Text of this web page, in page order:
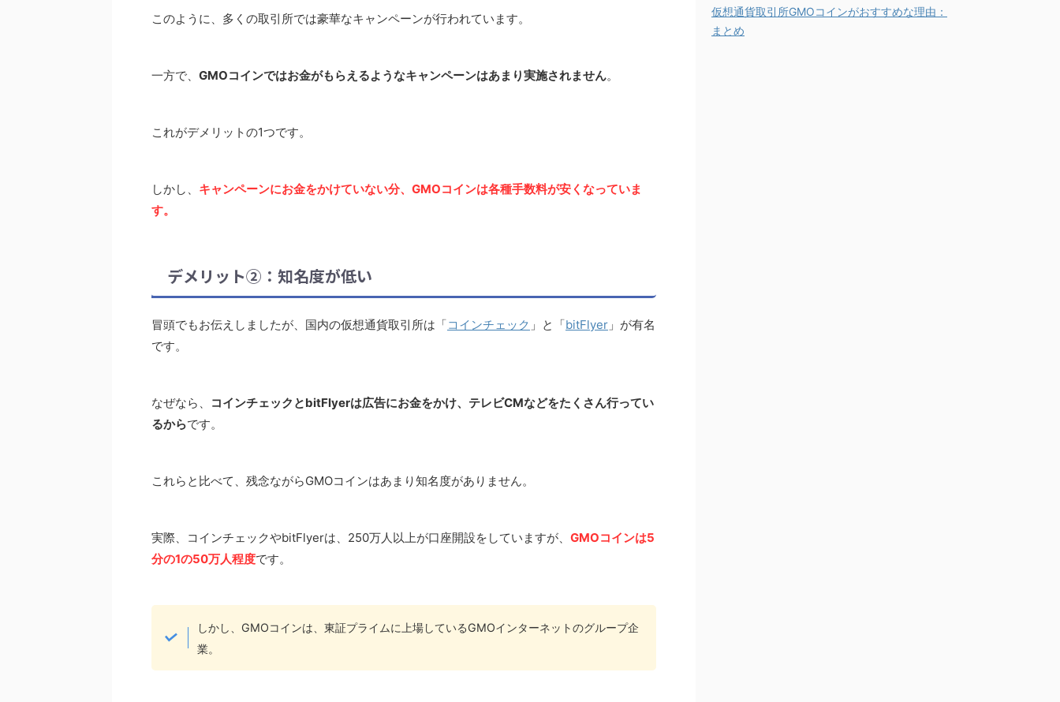
このように、多くの取引所では豪華なキャンペーンが行われています。
一方で、 GMOコインではお金がもらえるようなキャンペーンはあまり実施されません。
これがデメリットの1つです。
しかし、 キャンペーンにお金をかけていない分、GMOコインは各種手数料が安くなっていま
す。
デメリット②：知名度が低い
冒頭でもお伝えしましたが、国内の仮想通貨取引所は「コインチェック 」と「bitFlyer 」が有名
です。
なぜなら、
コインチェックとbitFlyerは広告にお金をかけ、テレビCMなどをたくさん行ってい
るからです。
これらと比べて、残念ながらGMOコインはあまり知名度がありません。
実際、コインチェックやbitFlyerは、250万人以上が口座開設をしていますが、 GMOコインは5
分の1の50万人程度です。
しかし、GMOコインは、東証プライムに上場しているGMOインターネットのグループ企
業。
仮想通貨取引所GMOコインがおすすめな理由：
まとめ